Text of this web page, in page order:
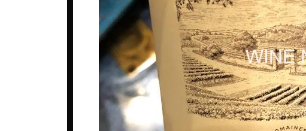
シャンパーニュ
ジュラ・サヴォワ
ブルゴーニュ
プロヴァンス
ボルドー
ラングドック・ルシヨン
マケドニア
マルタ共和国
メキシコ
ルーマニア
中国
台湾
日本
韓国